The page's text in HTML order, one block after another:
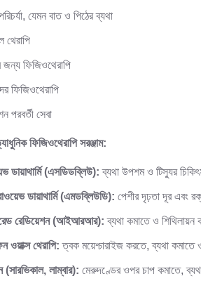
যেমন বাত ও পিঠের ব্যথা
থেরাপি
জন্য ফিজিওথেরাপি
ফিজিওথেরাপি
পরবর্তী সেবা
ফিজিওথেরাপি সরঞ্জাম:
ডায়াথার্মি (এসডিডব্লিউ): ব্যথা উপশম ও টিস্যুর
ডায়াথার্মি (এমডব্লিউডি): পেশীর দৃঢ়তা দূর এবং
রেডিয়েশন (আইআরআর): ব্যথা কমাতে ও শিথিলায়ন
ওয়াক্স থেরাপি: ত্বক ময়েশ্চারাইজ করতে, ব্যথা কমাতে
(সারভিকাল, লাম্বার): মেরুদণ্ডের ওপর চাপ কমাতে,